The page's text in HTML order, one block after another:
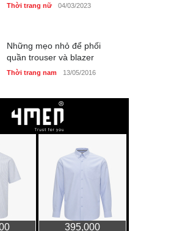
Thời trang nữ 04/03/2023
Những mẹo nhỏ để phối
quần trouser và blazer
Thời trang nam 13/05/2016